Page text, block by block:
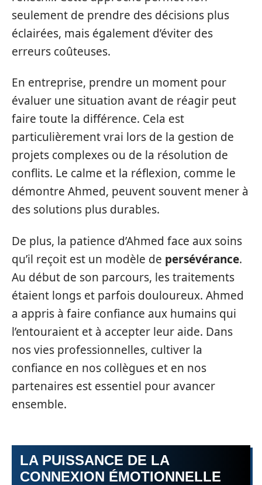
seulement de prendre des décisions plus
éclairées, mais également d’éviter des
erreurs coûteuses.
En entreprise, prendre un moment pour
évaluer une situation avant de réagir peut
faire toute la différence. Cela est
particulièrement vrai lors de la gestion de
projets complexes ou de la résolution de
conflits. Le calme et la réflexion, comme le
démontre Ahmed, peuvent souvent mener à
des solutions plus durables.
De plus, la patience d’Ahmed face aux soins
qu’il reçoit est un modèle de persévérance.
Au début de son parcours, les traitements
étaient longs et parfois douloureux. Ahmed
a appris à faire confiance aux humains qui
l’entouraient et à accepter leur aide. Dans
nos vies professionnelles, cultiver la
confiance en nos collègues et en nos
partenaires est essentiel pour avancer
ensemble.
LA PUISSANCE DE LA
CONNEXION ÉMOTIONNELLE